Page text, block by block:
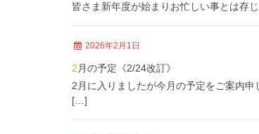
皆さま新年度が始まりお忙しい事とは存
2026年2月1日
2月の予定《2/24改訂》
2月に入りましたが今月の予定をご案内
[…]